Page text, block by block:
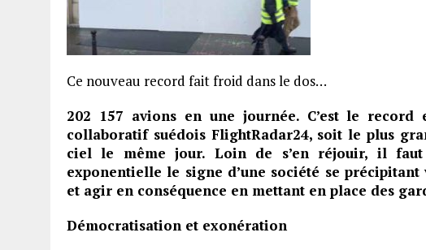
Ce nouveau record fait froid dans le dos…
202 157 avions en une journée. C’est le
collaboratif suédois FlightRadar24, soit le plus
ciel le même jour. Loin de s’en réjouir, il
exponentielle le signe d’une société se
et agir en conséquence en mettant en place des
Démocratisation et exonération